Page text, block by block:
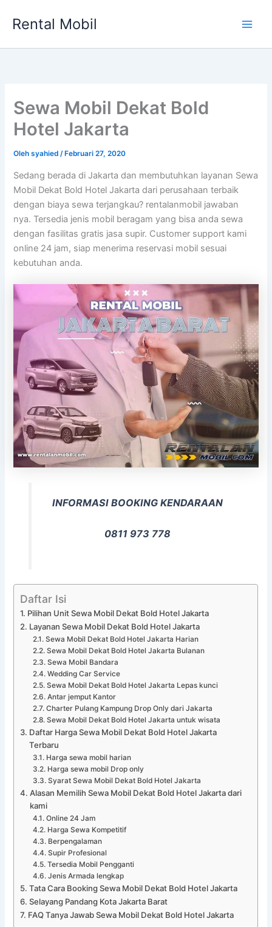
Rental Mobil
Sewa Mobil Dekat Bold
Hotel Jakarta
Olehsyahied/ Februari 27, 2020
Sedang berada di Jakarta dan membutuhkan layanan Sewa
Mobil Dekat Bold Hotel Jakarta dari perusahaan terbaik
dengan biaya sewa terjangkau? rentalanmobil jawaban
nya. Tersedia jenis mobil beragam yang bisa anda sewa
dengan fasilitas gratis jasa supir. Customer support kami
online 24 jam, siap menerima reservasi mobil sesuai
kebutuhan anda.
INFORMASI BOOKING KENDARAAN
0811 973 778
Daftar Isi
Pilihan Unit Sewa Mobil Dekat Bold Hotel Jakarta
Layanan Sewa Mobil Dekat Bold Hotel Jakarta
Sewa Mobil Dekat Bold Hotel Jakarta Harian
Sewa Mobil Dekat Bold Hotel Jakarta Bulanan
Sewa Mobil Bandara
Wedding Car Service
Sewa Mobil Dekat Bold Hotel Jakarta Lepas kunci
Antar jemput Kantor
Charter Pulang Kampung Drop Only dari Jakarta
Sewa Mobil Dekat Bold Hotel Jakarta untuk wisata
Daftar Harga Sewa Mobil Dekat Bold Hotel Jakarta
Terbaru
Harga sewa mobil harian
Harga sewa mobil Drop only
Syarat Sewa Mobil Dekat Bold Hotel Jakarta
Alasan Memilih Sewa Mobil Dekat Bold Hotel Jakarta dari
kami
Online 24 Jam
Harga Sewa Kompetitif
Berpengalaman
Supir Profesional
Tersedia Mobil Pengganti
Jenis Armada lengkap
Tata Cara Booking Sewa Mobil Dekat Bold Hotel Jakarta
Selayang Pandang Kota Jakarta Barat
FAQ Tanya Jawab Sewa Mobil Dekat Bold Hotel Jakarta